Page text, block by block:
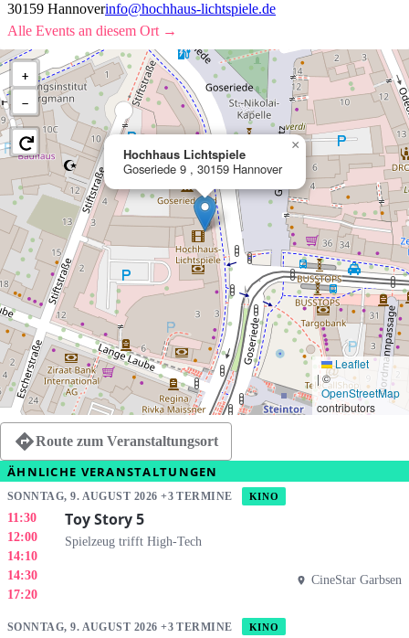
30159 Hannoverinfo@hochhaus-lichtspiele.de
Alle Events an diesem Ort →
Hochhaus Lichtspiele
Goseriede 9 , 30159 Hannover
×
+
−
Leaflet
|©
OpenStreetMap
contributors
Route zum Veranstaltungsort
ÄHNLICHE VERANSTALTUNGEN
SONNTAG, 9. AUGUST 2026 +3 TERMINE KINO
11:30
12:00
14:10
14:30
17:20
Toy Story 5
Spielzeug trifft High-Tech
CineStar Garbsen
SONNTAG, 9. AUGUST 2026 +3 TERMINE KINO